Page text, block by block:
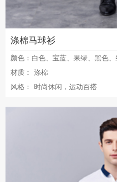
涤棉马球衫
颜色：白色、宝蓝、果绿、黑色
材质：
涤棉
风格：
时尚休闲，运动百搭